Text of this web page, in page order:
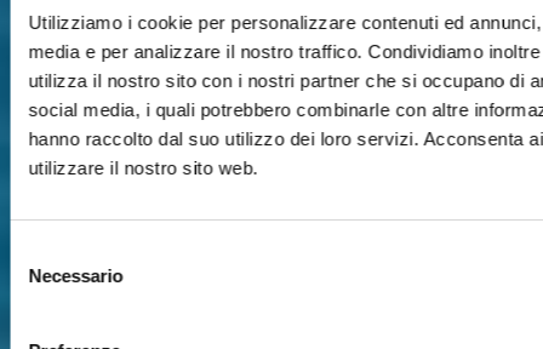
Utilizziamo i cookie per personalizzare contenuti ed
media e per analizzare il nostro traffico. Condividiamo
utilizza il nostro sito con i nostri partner che si occupano di
social media, i quali potrebbero combinarle con altre
hanno raccolto dal suo utilizzo dei loro servizi. Acconsenta
utilizzare il nostro sito web.
delNecessario